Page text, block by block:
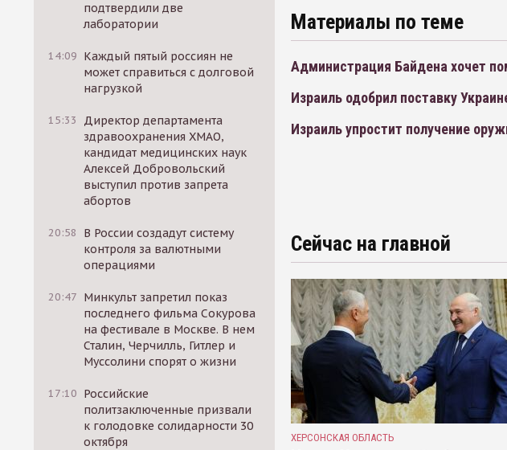
подтвердили две
лаборатории
14:09 Каждый пятый россиян не
может справиться с долговой
нагрузкой
15:33
Директор департамента
здравоохранения ХМАО,
кандидат медицинских наук
Алексей Добровольский
выступил против запрета
абортов
20:58
В России создадут систему
контроля за валютными
операциями
20:47 Минкульт запретил показ
последнего фильма Сокурова
на фестивале в Москве. В нем
Сталин, Черчилль, Гитлер и
Муссолини спорят о жизни
17:10 Российские
политзаключенные призвали
к голодовке солидарности 30
октября
Материалы по теме
Администрация Байдена хочет
Израиль одобрил поставку
Израиль упростит получение
Сейчас на главной
ХЕРСОНСКАЯ ОБЛАСТЬ